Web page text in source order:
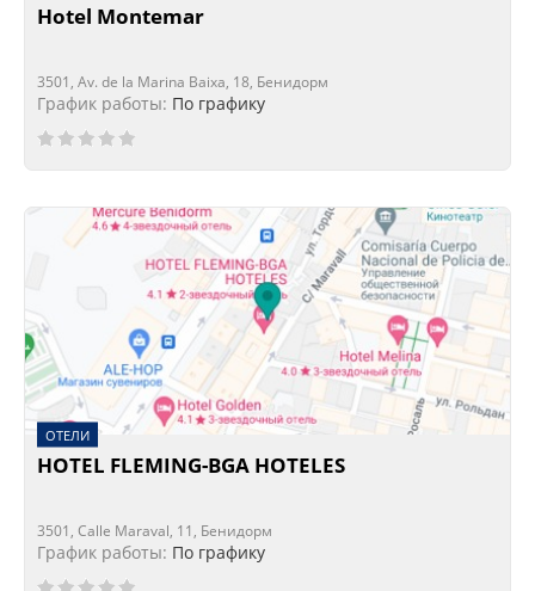
Hotel Montemar
3501, Av. de la Marina Baixa, 18, Бенидорм
График работы: По графику
ОТЕЛИ
HOTEL FLEMING-BGA HOTELES
3501, Calle Maraval, 11, Бенидорм
График работы: По графику